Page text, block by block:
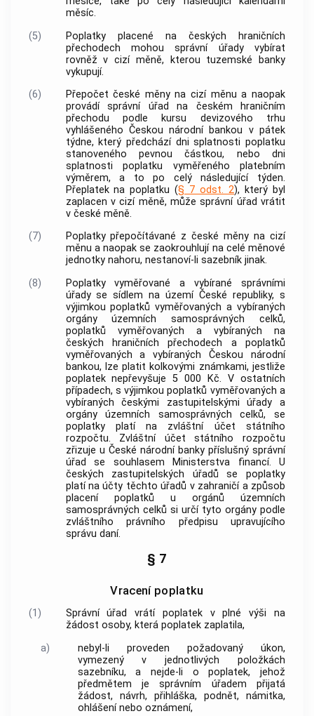
měsíc.
(5)
Poplatkyplacené na českých hraničních
přechodech mohou správní úřady vybírat
rovněž v cizí měně, kterou tuzemské banky
vykupují.
(6)
Přepočet české měny na cizí měnu a naopak
provádí správní úřad na českém hraničním
přechodu podle kursu devizového trhu
vyhlášeného Českou národní bankou v pátek
týdne, který předchází dni splatnosti poplatku
stanoveného pevnou částkou, nebo dni
splatnosti poplatku vyměřeného platebním
výměrem, a to po celý následující týden.
Přeplatek napoplatku (§ 7 odst. 2), který byl
zaplacen v cizí měně, může správní úřad vrátit
v české měně.
(7)
Poplatkypřepočítávané z české měny na cizí
měnu a naopak se zaokrouhlují na celé měnové
jednotky nahoru, nestanoví-li sazebníkjinak.
(8)
Poplatkyvyměřované a vybírané správními
úřady se sídlem na území České republiky, s
výjimkoupoplatků vyměřovaných a vybíraných
orgány územních samosprávných celků,
poplatků vyměřovaných a vybíraných na
českých hraničních přechodech a poplatků
vyměřovaných a vybíraných Českou národní
bankou, lze platit kolkovými známkami, jestliže
poplateknepřevyšuje 5 000 Kč. V ostatních
případech, s výjimkoupoplatků vyměřovaných a
vybíraných českými zastupitelskými úřady a
orgány územních samosprávných celků, se
poplatkyplatí na zvláštní účet státního
rozpočtu. Zvláštní účet státního rozpočtu
zřizuje u České národní bankypříslušný správní
úřad se souhlasem Ministerstva financí. U
českých zastupitelských úřadů se poplatky
platí na účty těchto úřadů v zahraničí a způsob
placení poplatků u orgánů územních
samosprávných celků si určí tyto orgány podle
zvláštního právního předpisu upravujícího
správu daní.
§ 7
Vracení poplatku
(1) Správní úřad vrátí poplatekv plné výši na
žádost osoby, která poplatekzaplatila,
a)
nebyl-li proveden požadovaný úkon,
vymezený v jednotlivých položkách
sazebníku, a nejde-li opoplatek, jehož
předmětem je správním úřadem přijatá
žádost, návrh, přihláška, podnět, námitka,
ohlášení nebo oznámení,